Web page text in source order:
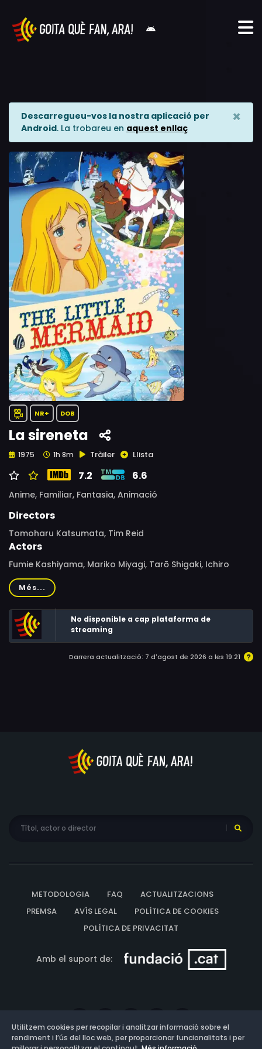
Descarregueu-vos la nostra aplicació per
Android. La trobareu en aquest enllaç
×
NR+ DOB
La sireneta
1975 1h 8m Tràiler Llista
7.2 6.6
Anime, Familiar, Fantasia, Animació
Directors
Tomoharu Katsumata, Tim Reid
Actors
Fumie Kashiyama, Mariko Miyagi, Tarō Shigaki, Ichiro
Nagai, Kenichi Ogata, Haruko Kitahama, Miyoko Asô,
Kazuko Sugiyama, Kazuko Sawada, Nana Yamaguchi,
Rihoko Yoshida, Kaneta Kimotsuki, Kosei Tomita,
Hidekatsu Shibata
Més...
No disponible a cap plataforma de
streaming
Darrera actualització: 7 d'agost de 2026 a les 19:21
METODOLOGIA FAQ
ACTUALITZACIONS
PREMSA
AVÍS LEGAL
POLÍTICA DE COOKIES
POLÍTICA DE PRIVACITAT
Amb el suport de:
Utilitzem cookies per recopilar i analitzar informació sobre el
rendiment i l’ús del lloc web, per proporcionar funcionalitats i per